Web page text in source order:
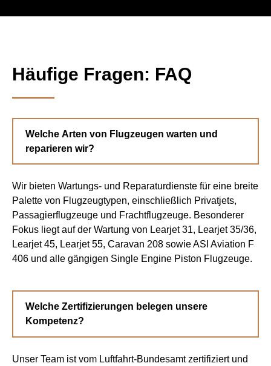
Häufige Fragen: FAQ
Welche Arten von Flugzeugen warten und
reparieren wir?
Wir bieten Wartungs- und Reparaturdienste für eine breite
Palette von Flugzeugtypen, einschließlich Privatjets,
Passagierflugzeuge und Frachtflugzeuge. Besonderer
Fokus liegt auf der Wartung von Learjet 31, Learjet 35/36,
Learjet 45, Learjet 55, Caravan 208 sowie ASI Aviation F
406 und alle gängigen Single Engine Piston Flugzeuge.
Welche Zertifizierungen belegen unsere
Kompetenz?
Unser Team ist vom Luftfahrt-Bundesamt zertifiziert und